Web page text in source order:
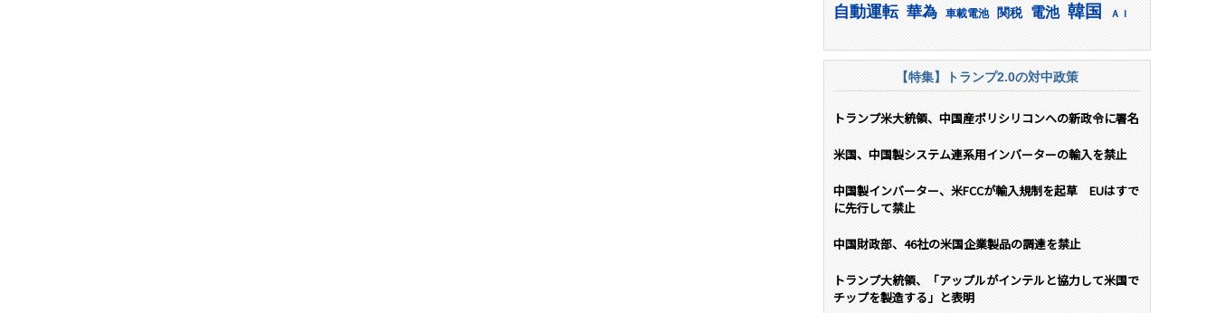
自動運転 華為 車載電池 関税 電池 韓国 ＡＩ
【特集】トランプ2.0の対中政策
トランプ米大統領、中国産ポリシリコンへの新政令に署名
米国、中国製システム連系用インバーターの輸入を禁止
中国製インバーター、米FCCが輸入規制を起草 EUはすで
に先行して禁止
中国財政部、46社の米国企業製品の調達を禁止
トランプ大統領、「アップルがインテルと協力して米国で
チップを製造する」と表明